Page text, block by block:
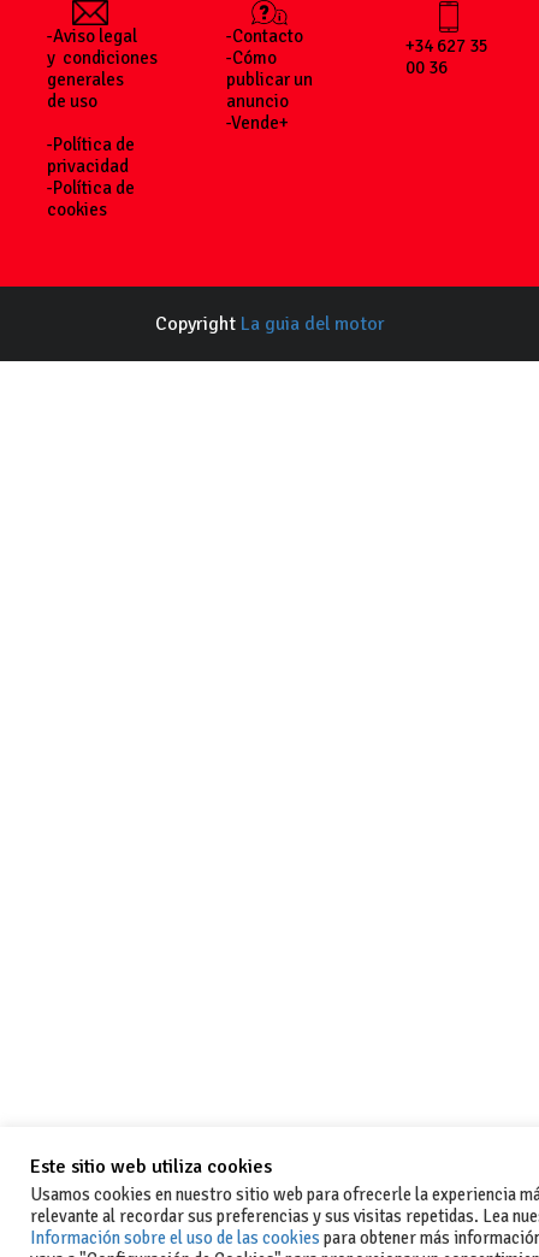
-Aviso legal
y condiciones
generales
de uso
-Política de
privacidad
-Política de
cookies
-Contacto
-Cómo
publicar un
anuncio
-Vende+
+34 627 35
00 36
Copyright La guia del motor
Este sitio web utiliza cookies
Usamos cookies en nuestro sitio web para ofrecerle la experiencia
relevante al recordar sus preferencias y sus visitas repetidas. Lea
Información sobre el uso de las cookies para obtener más